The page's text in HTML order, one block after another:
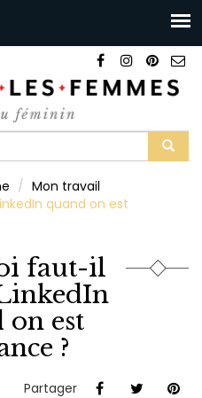
Mon travail
quand on est
faut-il
on est
?
Partager